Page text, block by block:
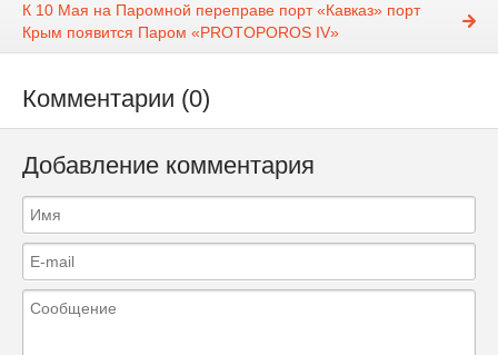
К 10 Мая на Паромной переправе порт «Кавказ» порт
Крым появится Паром «PROTOPOROS IV»
Комментарии (0)
Добавление комментария